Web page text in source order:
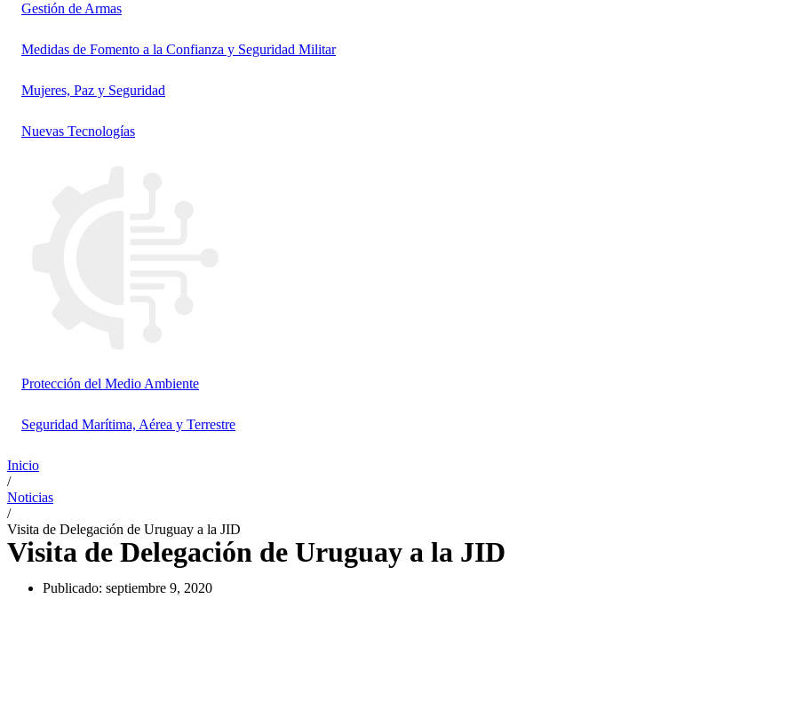
Gestión de Armas
Medidas de Fomento a la Confianza y Seguridad Militar
Mujeres, Paz y Seguridad
Nuevas Tecnologías
Protección del Medio Ambiente
Seguridad Marítima, Aérea y Terrestre
Inicio
/
Noticias
/
Visita de Delegación de Uruguay a la JID
Visita de Delegación de Uruguay a la JID
Publicado: septiembre 9, 2020